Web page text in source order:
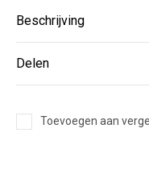
Beschrijving
Delen
Toevoegen aan